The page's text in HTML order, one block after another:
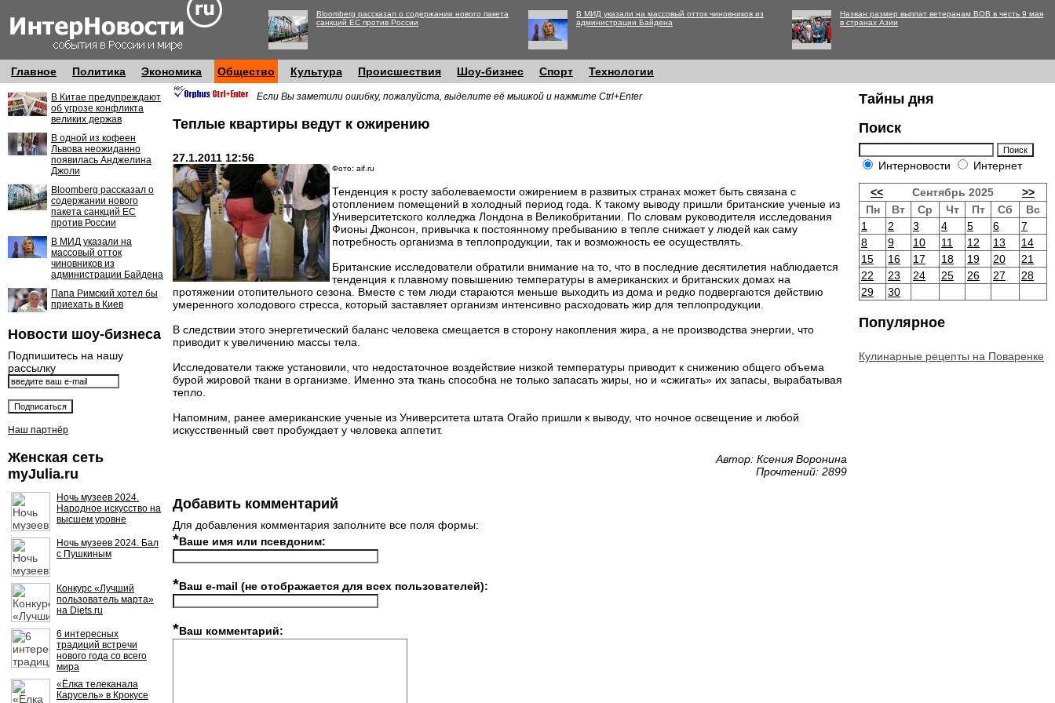
Bloomberg рассказал о содержании нового пакета
санкций ЕС против России
В МИД указали на массовый отток чиновников из
администрации Байдена
Назван размер выплат ветеранам ВОВ в честь 9 мая
в странах Азии
Главное Политика Экономика Общество Культура Происшествия Шоу-бизнес Спорт Технологии
В Китае предупреждают
об угрозе конфликта
великих держав
В одной из кофеен
Львова неожиданно
появилась Анджелина
Джоли
Bloomberg рассказал о
содержании нового
пакета санкций ЕС
против России
В МИД указали на
массовый отток
чиновников из
администрации Байдена
Папа Римский хотел бы
приехать в Киев
Новости шоу-бизнеса
Подпишитесь на нашу
рассылку
Наш партнёр
Женская сеть
myJulia.ru
Ночь музеев 2024.
Народное искусство на
высшем уровне
Ночь музеев 2024. Бал
с Пушкиным
Конкурс «Лучший
пользователь марта»
на Diets.ru
6 интересных
традиций встречи
нового года со всего
мира
«Ёлка телеканала
Карусель» в Крокусе
Если Вы заметили ошибку, пожалуйста, выделите её мышкой и нажмите Ctrl+Enter
Теплые квартиры ведут к ожирению
27.1.2011 12:56
Фото: aif.ru
Тенденция к росту заболеваемости ожирением в развитых странах может быть связана с
отоплением помещений в холодный период года. К такому выводу пришли британские ученые из
Университетского колледжа Лондона в Великобритании. По словам руководителя исследования
Фионы Джонсон, привычка к постоянному пребыванию в тепле снижает у людей как саму
потребность организма в теплопродукции, так и возможность ее осуществлять.
Британские исследователи обратили внимание на то, что в последние десятилетия наблюдается
тенденция к плавному повышению температуры в американских и британских домах на
протяжении отопительного сезона. Вместе с тем люди стараются меньше выходить из дома и редко подвергаются действию
умеренного холодового стресса, который заставляет организм интенсивно расходовать жир для теплопродукции.
В следствии этого энергетический баланс человека смещается в сторону накопления жира, а не производства энергии, что
приводит к увеличению массы тела.
Исследователи также установили, что недостаточное воздействие низкой температуры приводит к снижению общего объема
бурой жировой ткани в организме. Именно эта ткань способна не только запасать жиры, но и «сжигать» их запасы, вырабатывая
тепло.
Напомним, ранее американские ученые из Университета штата Огайо пришли к выводу, что ночное освещение и любой
искусственный свет пробуждает у человека аппетит.
Автор: Ксения Воронина
Прочтений: 2899
Добавить комментарий
Для добавления комментария заполните все поля формы:
*Ваше имя или псевдоним:
*Ваш e-mail (не отображается для всех пользователей):
*Ваш комментарий:
Тайны дня
Поиск
Интерновости Интернет
<< Сентябрь 2025
>>
Пн
Вт Ср Чт Пт Сб
Вс
1
2 3 4 5 6
7
8
9 10 11 12 13
14
15
16 17 18 19 20
21
22
23 24 25 26 27
28
29
30
Популярное
Кулинарные рецепты на Поваренке